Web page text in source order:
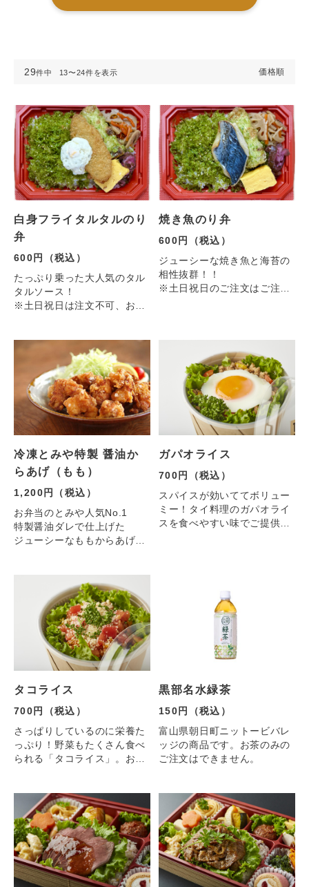
29件中 13〜24件を表示 価格順
白身フライタルタルのり
弁
600円（税込）
たっぷり乗った大人気のタル
タルソース！
※土日祝日は注文不可、お米
焼き魚のり弁
600円（税込）
ジューシーな焼き魚と海苔の
相性抜群！！
※土日祝日のご注文はご注文
冷凍とみや特製 醤油か
らあげ（もも）
1,200円（税込）
お弁当のとみや人気No.1
特製醤油ダレで仕上げた
ジューシーなももからあげで
揚げ油には体にやさしい米油
を使用。
さらにDENBAFLYERを使用
素材の旨味を引き出していま
温めるだけで簡単にお召し上
がりいただけます。
内容量：500g
保存方法：冷凍（-18℃以
下）
ガパオライス
700円（税込）
スパイスが効いててボリュー
ミー！タイ料理のガパオライ
スを食べやすい味でご提供し
タコライス
700円（税込）
さっぱりしているのに栄養た
っぷり！野菜もたくさん食べ
られる「タコライス」。お子
黒部名水緑茶
150円（税込）
富山県朝日町ニットービバレ
ッジの商品です。お茶のみの
ご注文はできません。